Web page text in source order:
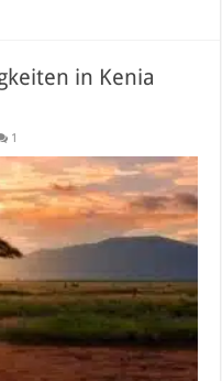
in Kenia
1